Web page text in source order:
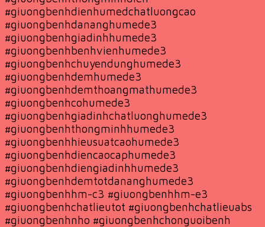
#giuongbenhdienhumedchatluongcao
#giuongbenhdananghumede3
#giuongbenhgiadinhhumede3
#giuongbenhbenhvienhumede3
#giuongbenhchuyendunghumede3
#giuongbenhdemhumede3
#giuongbenhdemthoangmathumede3
#giuongbenhcohumede3
#giuongbenhgiadinhchatluonghumede3
#giuongbenhthongminhhumede3
#giuongbenhhieusuatcaohumede3
#giuongbenhdiencaocaphumede3
#giuongbenhdiengiadinhhumede3
#giuongbenhdemtotdananghumede3
#giuongbenhhm-c3 #giuongbenhhm-e3
#giuongbenhchatlieutot #giuongbenhchatlieuabs
#giuongbenhnho #giuongbenhchonguoibenh